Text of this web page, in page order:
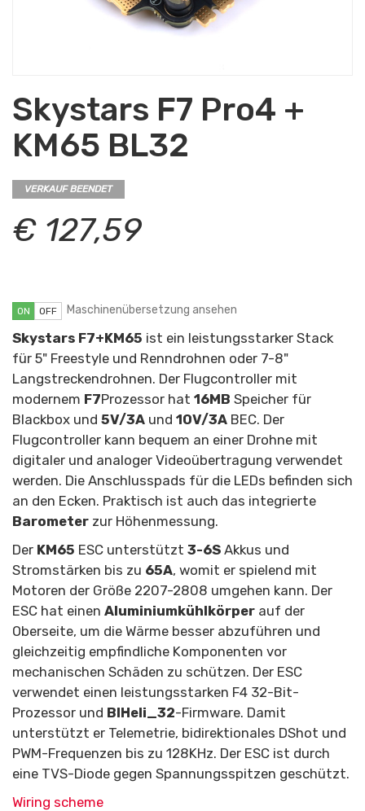
Skystars F7 Pro4 +
KM65 BL32
VERKAUF BEENDET
€ 127,59
ON OFF Maschinenübersetzung ansehen
Skystars F7+KM65 ist ein leistungsstarker Stack
für 5" Freestyle und Renndrohnen oder 7-8"
Langstreckendrohnen. Der Flugcontroller mit
modernem F7Prozessor hat 16MB Speicher für
Blackbox und 5V/3A und 10V/3A BEC. Der
Flugcontroller kann bequem an einer Drohne mit
digitaler und analoger Videoübertragung verwendet
werden. Die Anschlusspads für die LEDs befinden sich
an den Ecken. Praktisch ist auch das integrierte
Barometer zur Höhenmessung.
Der KM65 ESC unterstützt 3-6S Akkus und
Stromstärken bis zu 65A, womit er spielend mit
Motoren der Größe 2207-2808 umgehen kann. Der
ESC hat einen Aluminiumkühlkörper auf der
Oberseite, um die Wärme besser abzuführen und
gleichzeitig empfindliche Komponenten vor
mechanischen Schäden zu schützen. Der ESC
verwendet einen leistungsstarken F4 32-Bit-
Prozessor und BlHeli_32-Firmware. Damit
unterstützt er Telemetrie, bidirektionales DShot und
PWM-Frequenzen bis zu 128KHz. Der ESC ist durch
eine TVS-Diode gegen Spannungsspitzen geschützt.
Wiring scheme